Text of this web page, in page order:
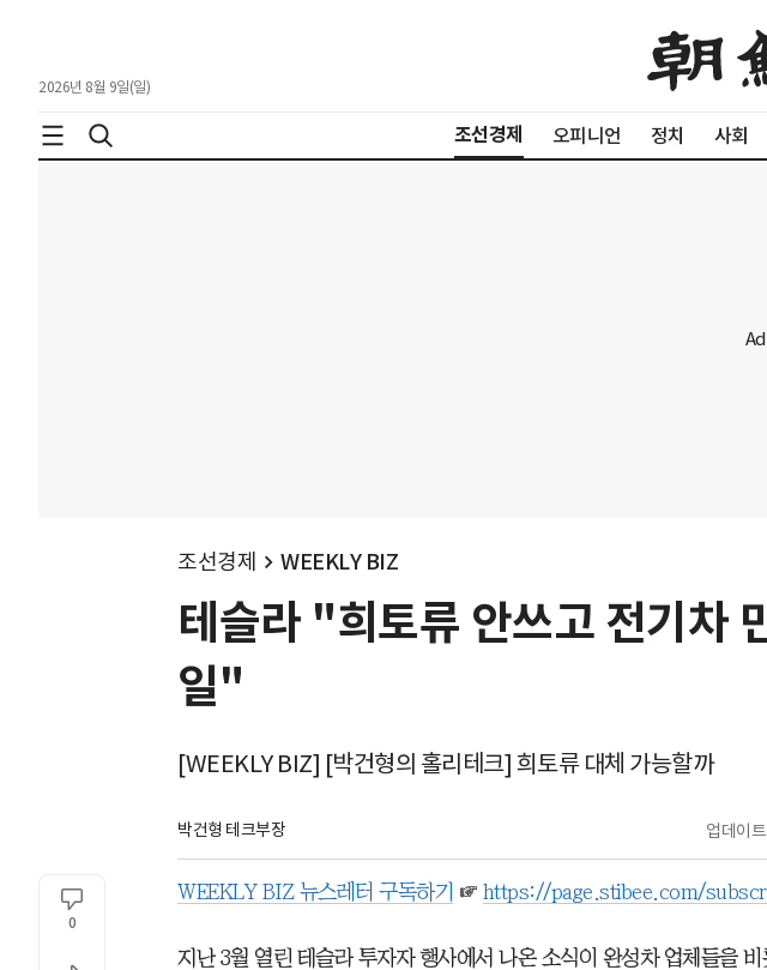
2026년 8월 9일(일)
조선경제 오피니언 정치 사회
조선경제 WEEKLY BIZ
테슬라 "희토류 안쓰고 전기
일"
[WEEKLY BIZ] [박건형의 홀리테크] 희토류 대체 가능할까
박건형 테크부장 업데이트
0
WEEKLY BIZ 뉴스레터 구독하기 ☞ https://page.stibee.com/
지난 3월 열린 테슬라 투자자 행사에서 나온 소식이 완성차 업체들을